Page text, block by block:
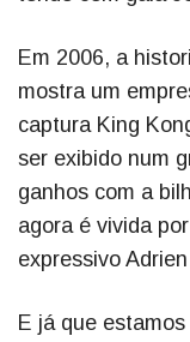
Em 2006, a
mostra um
captura King
ser exibido num
ganhos com a
agora é vivida
expressivo
E já que